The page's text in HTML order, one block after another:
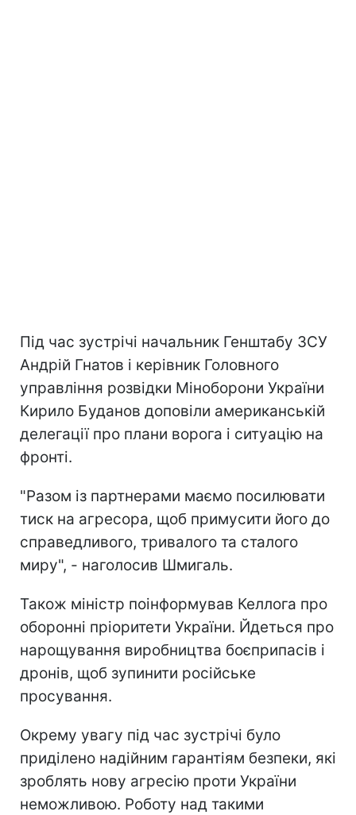
Під час зустрічі начальник Генштабу ЗСУ
Андрій Гнатов і керівник Головного
управління розвідки Міноборони України
Кирило Буданов доповіли американській
делегації про плани ворога і ситуацію на
фронті.
"Разом із партнерами маємо посилювати
тиск на агресора, щоб примусити його до
справедливого, тривалого та сталого
миру", - наголосив Шмигаль.
Також міністр поінформував Келлога про
оборонні пріоритети України. Йдеться про
нарощування виробництва боєприпасів і
дронів, щоб зупинити російське
просування.
Окрему увагу під час зустрічі було
приділено надійним гарантіям безпеки, які
зроблять нову агресію проти України
неможливою. Роботу над такими